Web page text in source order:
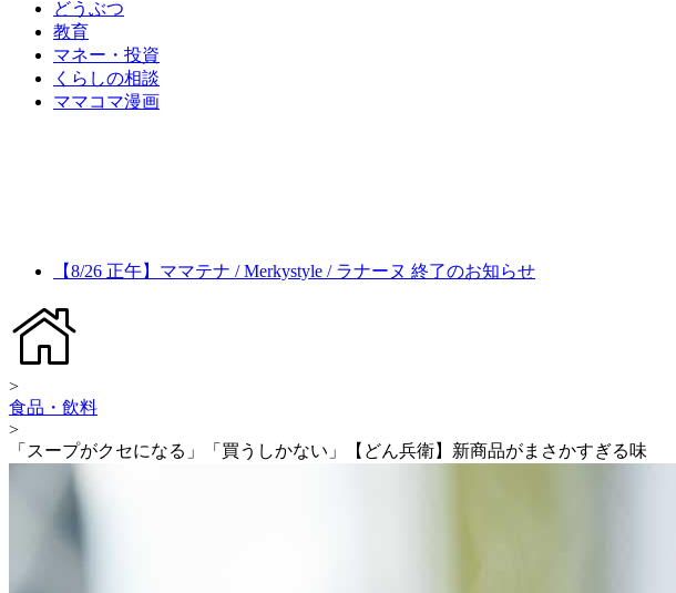
どうぶつ
教育
マネー・投資
くらしの相談
ママコマ漫画
【8/26 正午】ママテナ / Merkystyle / ラナーヌ 終了のお知らせ
>
食品・飲料
>
「スープがクセになる」「買うしかない」【どん兵衛】新商品がまさかすぎる味